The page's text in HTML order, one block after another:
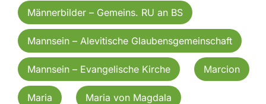
Männerbilder – Gemeins. RU an BS
Mannsein – Alevitische Glaubensgemeinschaft
Mannsein – Evangelische Kirche Marcion
Maria Maria von Magdala